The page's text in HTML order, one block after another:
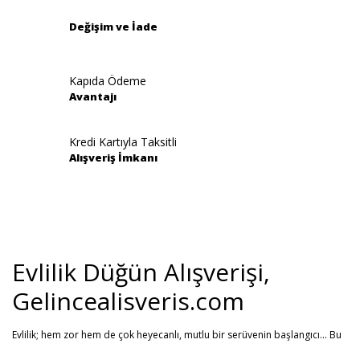
Değişim ve İade
Kapıda Ödeme
Avantajı
Kredi Kartıyla Taksitli
Alışveriş İmkanı
Evlilik Düğün Alışverişi,
Gelincealisveris.com
Evlilik; hem zor hem de çok heyecanlı, mutlu bir serüvenin başlangıcı... Bu